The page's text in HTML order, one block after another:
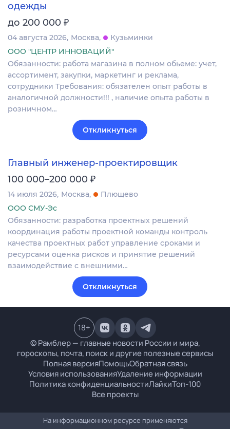
одежды
до 200 000 ₽
04 августа 2026 Москва
Кузьминки
ООО "ЦЕНТР ИННОВАЦИЙ"
Обязанности: работа магазина в полном обьеме: учет,
ассортимент, закупки, маркетинг и реклама,
сотрудники Требования: обязателен опыт работы в
аналогичной должности!!! , наличие опыта работы в
розничном…
Откликнуться
Главный инженер-проектировщик
100 000–200 000 ₽
14 июля 2026 Москва
Плющево
ООО СМУ-Эс
Обязанности: разработка проектных решений
координация работы проектной команды контроль
качества проектных работ управление сроками и
ресурсами оценка рисков и принятие решений
взаимодействие с внешними…
Откликнуться
© Рамблер — главные новости России и мира,
гороскопы, почта, поиск и другие полезные сервисы
Полная версияПомощьОбратная связь
Условия использованияУдаление информации
Политика конфиденциальностиЛайкиТоп-100
Все проекты
18+
На информационном ресурсе применяются